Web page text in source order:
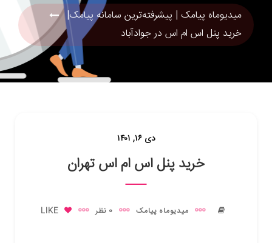
میدیوماه پیامک | پیشرفته‌ترین سامانه پیامک|
خرید پنل اس ام اس در جوادآباد
دی ۱۶, ۱۴۰۱
خرید پنل اس ام اس تهران
میدیوماه پیامک 0 نظر LIKE